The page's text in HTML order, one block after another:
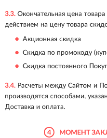
3.3. Окончательная цена
действием на цену товара
Акционная скидка
Скидка по промокоду
Скидка постоянного
3.4. Расчеты между Сайтом и
производятся способами,
Доставка и оплата.
4 МОМЕНТ